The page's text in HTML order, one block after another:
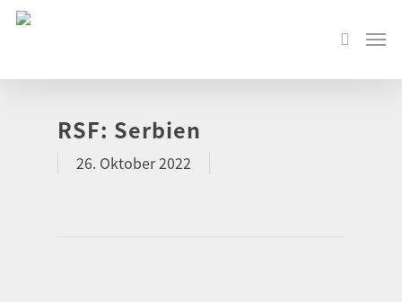
RSF: Serbien
26. Oktober 2022